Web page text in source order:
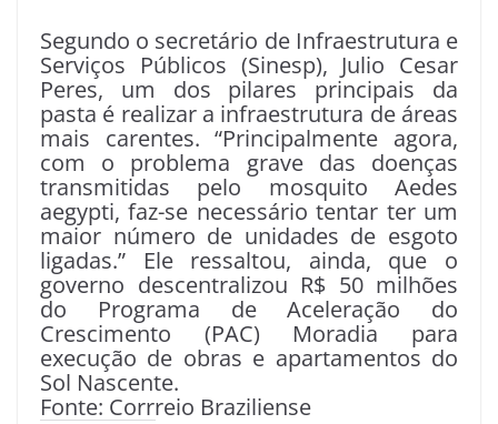
Segundo o secretário de Infraestrutura e
Serviços Públicos (Sinesp), Julio Cesar
Peres, um dos pilares principais da
pasta é realizar a infraestrutura de áreas
mais carentes. “Principalmente agora,
com o problema grave das doenças
transmitidas pelo mosquito Aedes
aegypti, faz-se necessário tentar ter um
maior número de unidades de esgoto
ligadas.” Ele ressaltou, ainda, que o
governo descentralizou R$ 50 milhões
do Programa de Aceleração do
Crescimento (PAC) Moradia para
execução de obras e apartamentos do
Sol Nascente.
Fonte: Corrreio Braziliense